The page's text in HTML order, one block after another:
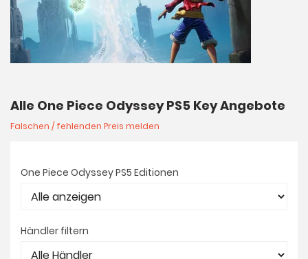
Alle One Piece Odyssey PS5 Key Angebote
Falschen / fehlenden Preis melden
One Piece Odyssey PS5 Editionen
Händler filtern